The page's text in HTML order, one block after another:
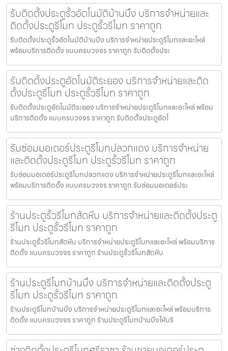
รับติดตั้งประตูรั้วอัตโนมัติบ้านบึง บริการจำหน่ายและ
ติดตั้งประตูรีโมท ประตูรั้วรีโมท ราคาถูก
รับติดตั้งประตูรั้วอัตโนมัติบ้านบึง บริการจำหน่ายประตูรีโมทและอะไหล่
พร้อมบริการติดตั้ง แบบครบวงจร ราคาถูก รับติดตั้งประ
รับติดตั้งประตูอัตโนมัติระยอง บริการจำหน่ายและติด
ตั้งประตูรีโมท ประตูรั้วรีโมท ราคาถูก
รับติดตั้งประตูอัตโนมัติระยอง บริการจำหน่ายประตูรีโมทและอะไหล่ พร้อม
บริการติดตั้ง แบบครบวงจร ราคาถูก รับติดตั้งประตูอัตโ
รับซ่อมมอเตอร์ประตูรีโมทปลวกแดง บริการจำหน่าย
และติดตั้งประตูรีโมท ประตูรั้วรีโมท ราคาถูก
รับซ่อมมอเตอร์ประตูรีโมทปลวกแดง บริการจำหน่ายประตูรีโมทและอะไหล่
พร้อมบริการติดตั้ง แบบครบวงจร ราคาถูก รับซ่อมมอเตอร์ประ
ร้านประตูรั้วรีโมทสัตหีบ บริการจำหน่ายและติดตั้งประตู
รีโมท ประตูรั้วรีโมท ราคาถูก
ร้านประตูรั้วรีโมทสัตหีบ บริการจำหน่ายประตูรีโมทและอะไหล่ พร้อมบริการ
ติดตั้ง แบบครบวงจร ราคาถูก ร้านประตูรั้วรีโมทสัตหีบ
ร้านประตูรีโมทบ้านบึง บริการจำหน่ายและติดตั้งประตู
รีโมท ประตูรั้วรีโมท ราคาถูก
ร้านประตูรีโมทบ้านบึง บริการจำหน่ายประตูรีโมทและอะไหล่ พร้อมบริการ
ติดตั้ง แบบครบวงจร ราคาถูก ร้านประตูรีโมทบ้านบึงให้บริ